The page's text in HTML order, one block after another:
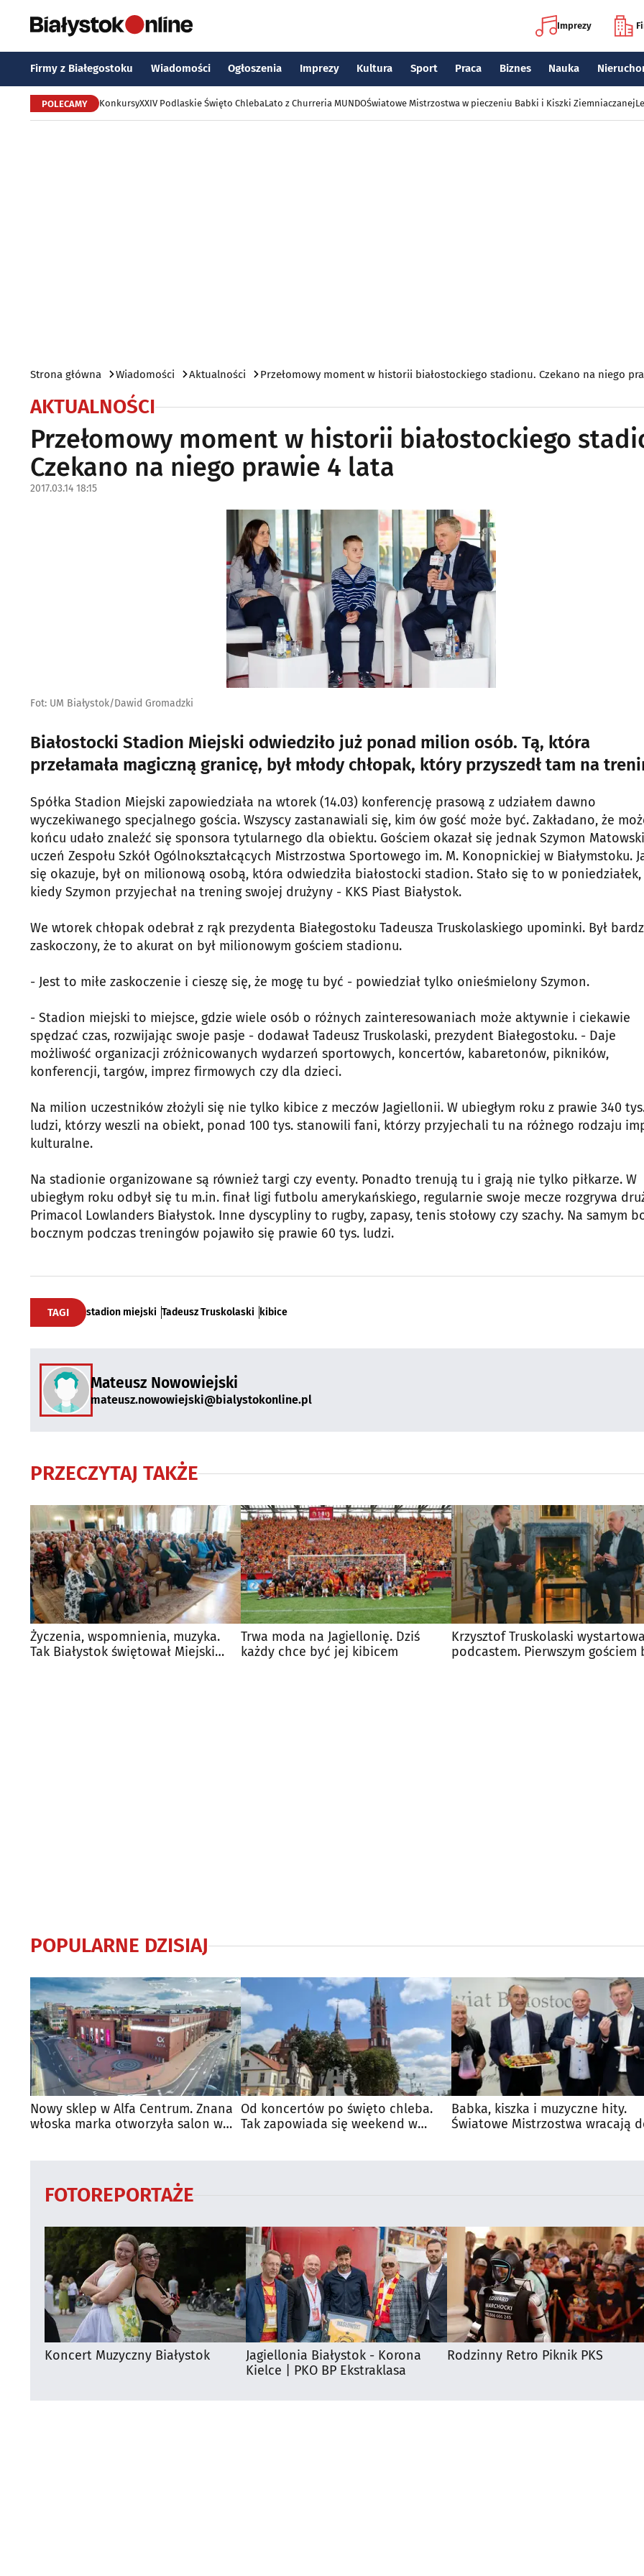
Imprezy
Firmy z Białegostoku Wiadomości Ogłoszenia Imprezy Kultura Sport Praca Biznes Nauka
POLECAMY KonkursyXXIV Podlaskie Święto ChlebaLato z Churreria MUNDOŚwiatowe Mistrzostwa w pieczeniu Babki i Kiszki Ziemniaczanej
Strona główna Wiadomości Aktualności Przełomowy moment w historii białostockiego stadionu. Czekano na niego
AKTUALNOŚCI
Przełomowy moment w historii białostockiego
Czekano na niego prawie 4 lata
2017.03.14 18:15
Fot: UM Białystok/Dawid Gromadzki
Białostocki Stadion Miejski odwiedziło już ponad milion osób. Tą, która
przełamała magiczną granicę, był młody chłopak, który przyszedł tam na
Spółka Stadion Miejski zapowiedziała na wtorek (14.03) konferencję prasową z udziałem dawno
wyczekiwanego specjalnego gościa. Wszyscy zastanawiali się, kim ów gość może być. Zakładano, że
końcu udało znaleźć się sponsora tytularnego dla obiektu. Gościem okazał się jednak Szymon
uczeń Zespołu Szkół Ogólnokształcących Mistrzostwa Sportowego im. M. Konopnickiej w Białymstoku.
się okazuje, był on milionową osobą, która odwiedziła białostocki stadion. Stało się to w poniedziałek,
kiedy Szymon przyjechał na trening swojej drużyny - KKS Piast Białystok.
We wtorek chłopak odebrał z rąk prezydenta Białegostoku Tadeusza Truskolaskiego upominki. Był
zaskoczony, że to akurat on był milionowym gościem stadionu.
- Jest to miłe zaskoczenie i cieszę się, że mogę tu być - powiedział tylko onieśmielony Szymon.
- Stadion miejski to miejsce, gdzie wiele osób o różnych zainteresowaniach może aktywnie i ciekawie
spędzać czas, rozwijając swoje pasje - dodawał Tadeusz Truskolaski, prezydent Białegostoku. - Daje
możliwość organizacji zróżnicowanych wydarzeń sportowych, koncertów, kabaretonów, pikników,
konferencji, targów, imprez firmowych czy dla dzieci.
Na milion uczestników złożyli się nie tylko kibice z meczów Jagiellonii. W ubiegłym roku z prawie 340
ludzi, którzy weszli na obiekt, ponad 100 tys. stanowili fani, którzy przyjechali tu na różnego rodzaju
kulturalne.
Na stadionie organizowane są również targi czy eventy. Ponadto trenują tu i grają nie tylko piłkarze. W
ubiegłym roku odbył się tu m.in. finał ligi futbolu amerykańskiego, regularnie swoje mecze rozgrywa
Primacol Lowlanders Białystok. Inne dyscypliny to rugby, zapasy, tenis stołowy czy szachy. Na samym
bocznym podczas treningów pojawiło się prawie 60 tys. ludzi.
TAGI stadion miejski Tadeusz Truskolaski kibice
Mateusz Nowowiejski
mateusz.nowowiejski@bialystokonline.pl
PRZECZYTAJ TAKŻE
Życzenia, wspomnienia, muzyka.
Tak Białystok świętował Miejski
Trwa moda na Jagiellonię. Dziś
każdy chce być jej kibicem
Krzysztof Truskolaski
podcastem. Pierwszym gościem
POPULARNE DZISIAJ
Nowy sklep w Alfa Centrum. Znana
włoska marka otworzyła salon w
Od koncertów po święto chleba.
Tak zapowiada się weekend w
Babka, kiszka i muzyczne hity.
Światowe Mistrzostwa wracają
FOTOREPORTAŻE
Koncert Muzyczny Białystok
Jagiellonia Białystok - Korona
Kielce | PKO BP Ekstraklasa
Rodzinny Retro Piknik PKS